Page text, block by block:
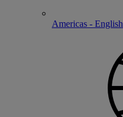
Americas - English